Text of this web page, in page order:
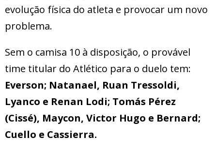
evolução física do atleta e provocar um novo
problema.
Sem o camisa 10 à disposição, o provável
time titular do Atlético para o duelo tem:
Everson; Natanael, Ruan Tressoldi,
Lyanco e Renan Lodi; Tomás Pérez
(Cissé), Maycon, Victor Hugo e Bernard;
Cuello e Cassierra.